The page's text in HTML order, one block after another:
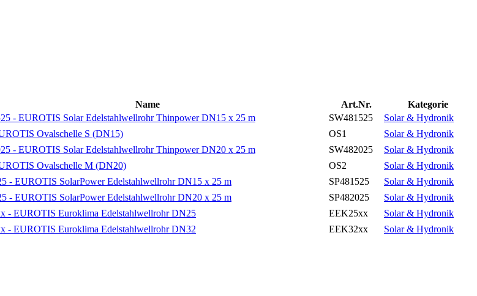
Name Art.Nr.
Kategorie
- EUROTIS Solar Edelstahlwellrohr Thinpower DN15 x 25 m
SW481525
Solar & Hydronik
Ovalschelle S (DN15)
OS1
Solar & Hydronik
- EUROTIS Solar Edelstahlwellrohr Thinpower DN20 x 25 m
SW482025
Solar & Hydronik
Ovalschelle M (DN20)
OS2
Solar & Hydronik
- EUROTIS SolarPower Edelstahlwellrohr DN15 x 25 m
SP481525
Solar & Hydronik
- EUROTIS SolarPower Edelstahlwellrohr DN20 x 25 m
SP482025
Solar & Hydronik
- EUROTIS Euroklima Edelstahlwellrohr DN25
EEK25xx
Solar & Hydronik
- EUROTIS Euroklima Edelstahlwellrohr DN32
EEK32xx Solar & Hydronik